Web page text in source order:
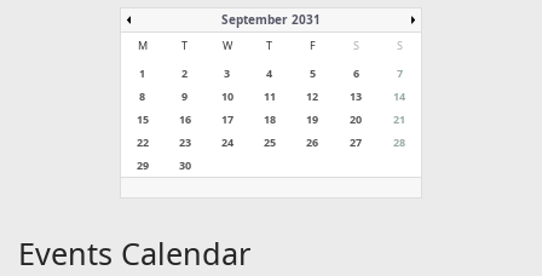
September 2031
M T W T F S
S
1
2 3 4 5 6
7
8
9 10 11 12 13
14
15
16 17 18 19 20
21
22
23 24 25 26 27
28
29
30
Events Calendar